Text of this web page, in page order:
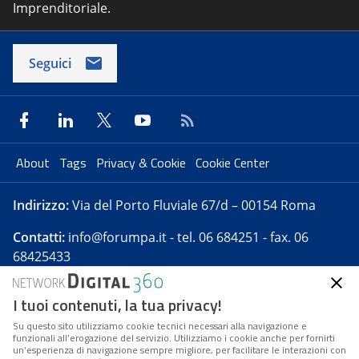
Imprenditoriale.
Seguici
About Tags Privacy & Cookie Cookie Center
Indirizzo:Via del Porto Fluviale 67/d – 00154 Roma
Contatti: info@forumpa.it- tel. 06 684251 - fax. 06
68425433
Forumpa.itè una pubblicazione telematica iscritta
presso Registro della stampa del Tribunale di Roma -
Reg. n. 182 del 2 maggio 2008 - Direttore resp. Michela
I tuoi contenuti, la tua privacy!
Su questo sito utilizziamo cookie tecnici necessari alla navigazione e
funzionali all’erogazione del servizio. Utilizziamo i cookie anche per fornirti
un’esperienza di navigazione sempre migliore, per facilitare le interazioni con